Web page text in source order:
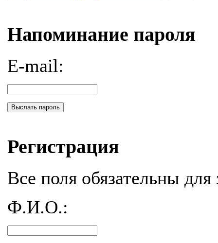
Напоминание пароля
E-mail:
Выслать пароль
Регистрация
Все поля обязательны для
Ф.И.О.: